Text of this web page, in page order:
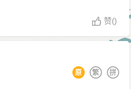
赞()
拼
繁
原